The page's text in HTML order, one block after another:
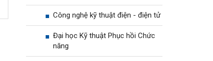
Công nghệ kỹ thuật điện - điện tử
Đại học Kỹ thuật Phục hồi Chức
năng